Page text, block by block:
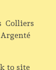
Colliers
Argenté
to site